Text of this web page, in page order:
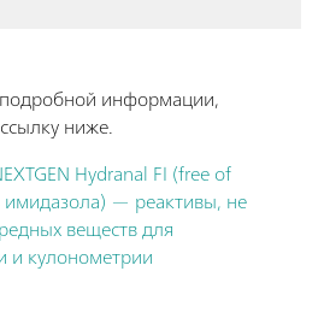
информации,
ниже.
Hydranal FI (free of
имидазола) — реактивы, не
веществ для
кулонометрии